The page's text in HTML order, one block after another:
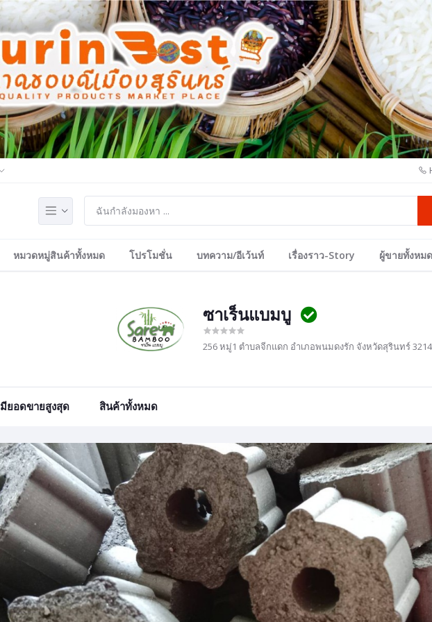
หมวดหมู่สินค้าทั้งหมด โปรโมชั่น บทความ/อีเว้นท์ เรื่องราว-Story ผู้ขายทั้งหมด
ซาเร็นแบมบู
256 หมู่1 ตำบลจีกแดก อำเภอพนมดงรัก จังหวัดสุรินทร์
มียอดขายสูงสุด สินค้าทั้งหมด